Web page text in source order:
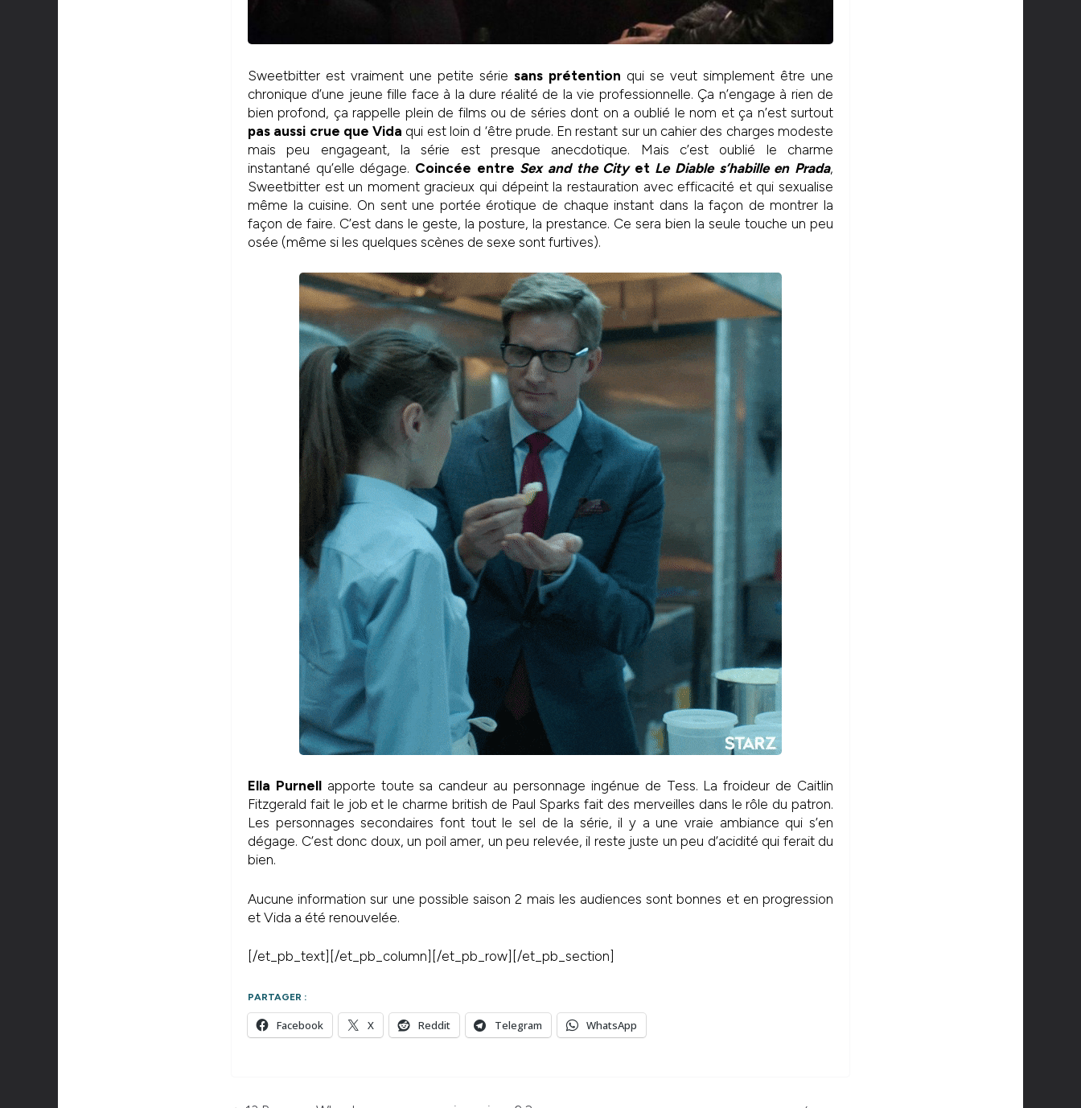
Sweetbitter est vraiment une petite série sans prétention qui se veut simplement être une
chronique d’une jeune fille face à la dure réalité de la vie professionnelle. Ça n’engage à rien de
bien profond, ça rappelle plein de films ou de séries dont on a oublié le nom et ça n’est surtout
pas aussi crue que Vida qui est loin d ‘être prude. En restant sur un cahier des charges modeste
mais peu engageant, la série est presque anecdotique. Mais c’est oublié le charme
instantané qu’elle dégage. Coincée entre Sex and the Cityet Le Diable s’habille en Prada,
Sweetbitter est un moment gracieux qui dépeint la restauration avec efficacité et qui sexualise
même la cuisine. On sent une portée érotique de chaque instant dans la façon de montrer la
façon de faire. C’est dans le geste, la posture, la prestance. Ce sera bien la seule touche un peu
osée (même si les quelques scènes de sexe sont furtives).
Ella Purnell apporte toute sa candeur au personnage ingénue de Tess. La froideur de Caitlin
Fitzgerald fait le job et le charme british de Paul Sparks fait des merveilles dans le rôle du patron.
Les personnages secondaires font tout le sel de la série, il y a une vraie ambiance qui s’en
dégage. C’est donc doux, un poil amer, un peu relevée, il reste juste un peu d’acidité qui ferait du
bien.
Aucune information sur une possible saison 2 mais les audiences sont bonnes et en progression
et Vida a été renouvelée.
[/et_pb_text][/et_pb_column][/et_pb_row][/et_pb_section]
PARTAGER :
Facebook X Reddit Telegram WhatsApp